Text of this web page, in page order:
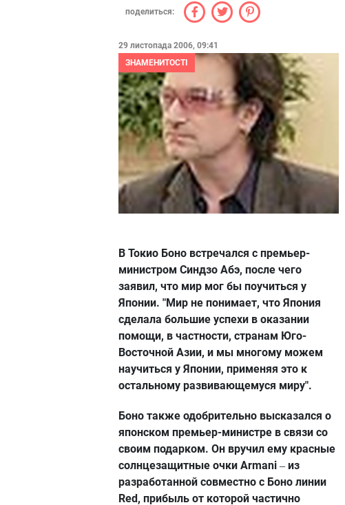
поделиться:
29 листопада 2006, 09:41
ЗНАМЕНИТОСТІ
В Токио Боно встречался с премьер-
министром Синдзо Абэ, после чего
заявил, что мир мог бы поучиться у
Японии. "Мир не понимает, что Япония
сделала большие успехи в оказании
помощи, в частности, странам Юго-
Восточной Азии, и мы многому можем
научиться у Японии, применяя это к
остальному развивающемуся миру".
Боно также одобрительно высказался о
японском премьер-министре в связи со
своим подарком. Он вручил ему красные
солнцезащитные очки Armani – из
разработанной совместно с Боно линии
Red, прибыль от которой частично